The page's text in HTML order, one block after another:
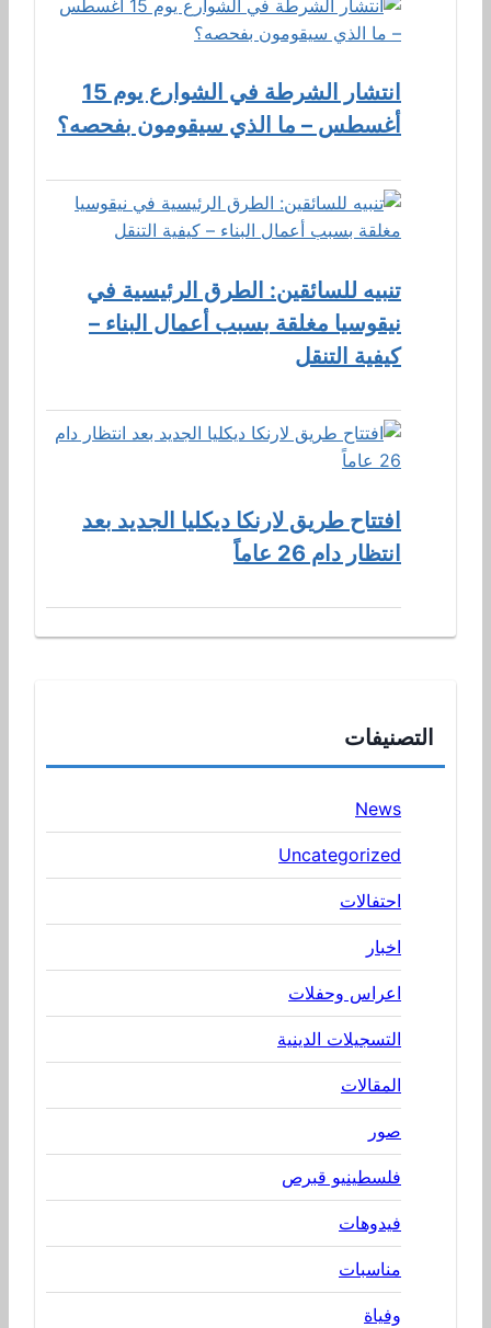
انتشار الشرطة في الشوارع يوم 15
أغسطس – ما الذي سيقومون بفحصه؟
تنبيه للسائقين: الطرق الرئيسية في
نيقوسيا مغلقة بسبب أعمال البناء –
كيفية التنقل
افتتاح طريق لارنكا ديكليا الجديد بعد
انتظار دام 26 عاماً
التصنيفات
News
Uncategorized
احتفالات
اخبار
اعراس وحفلات
التسجيلات الدينية
المقالات
صور
فلسطينيو قبرص
فيدوهات
مناسبات
وفياة